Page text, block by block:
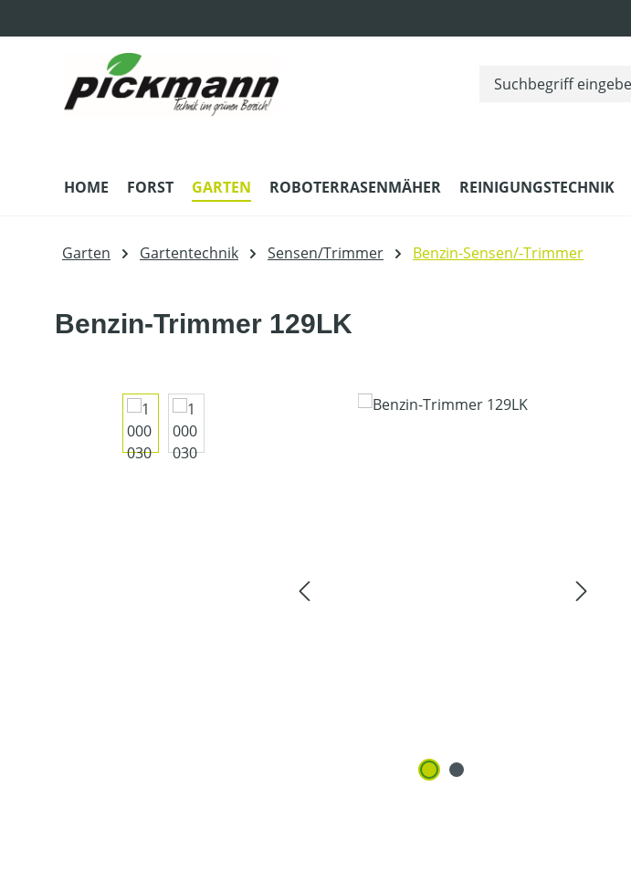
HOME FORST GARTEN ROBOTERRASENMÄHER REINIGUNGSTECHNIK
Garten Gartentechnik Sensen/Trimmer Benzin-Sensen/-Trimmer
Benzin-Trimmer 129LK
Bildergalerie überspringen